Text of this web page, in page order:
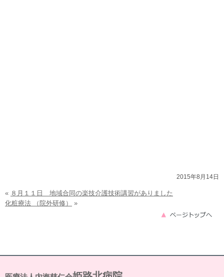
2015年8月14日
« ８月１１日 地域合同の楽技介護技術講習がありました
化粧療法 （院外研修）
»